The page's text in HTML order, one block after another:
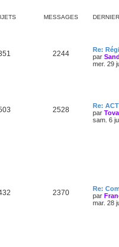
MESSAGES
2244
Re:
par
mer. 29
2528
Re:
par
sam. 6
2370
Re:
par
mar. 28